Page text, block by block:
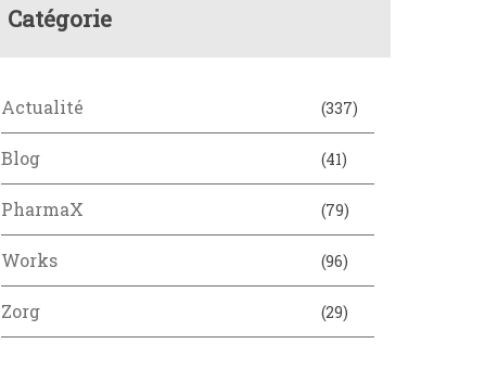
Catégorie
Actualité (337)
Blog (41)
PharmaX (79)
Works (96)
Zorg (29)